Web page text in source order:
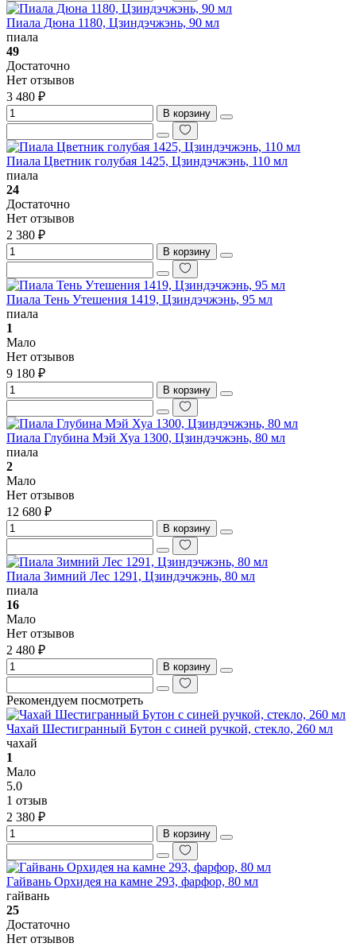
Пиала Дюна 1180, Цзиндэчжэнь, 90 мл
пиала
49
Достаточно
Нет отзывов
3 480 ₽
В корзину
Пиала Цветник голубая 1425, Цзиндэчжэнь, 110 мл
пиала
24
Достаточно
Нет отзывов
2 380 ₽
В корзину
Пиала Тень Утешения 1419, Цзиндэчжэнь, 95 мл
пиала
1
Мало
Нет отзывов
9 180 ₽
В корзину
Пиала Глубина Мэй Хуа 1300, Цзиндэчжэнь, 80 мл
пиала
2
Мало
Нет отзывов
12 680 ₽
В корзину
Пиала Зимний Лес 1291, Цзиндэчжэнь, 80 мл
пиала
16
Мало
Нет отзывов
2 480 ₽
В корзину
Рекомендуем посмотреть
Чахай Шестигранный Бутон с синей ручкой, стекло, 260 мл
чахай
1
Мало
5.0
1 отзыв
2 380 ₽
В корзину
Гайвань Орхидея на камне 293, фарфор, 80 мл
гайвань
25
Достаточно
Нет отзывов